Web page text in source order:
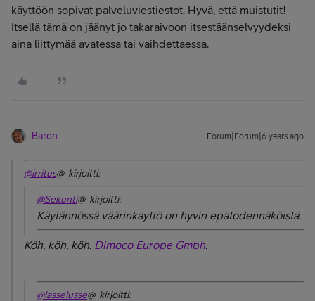
käyttöön sopivat palveluviestiestot. Hyvä, että muistutit!
Itsellä tämä on jäänyt jo takaraivoon itsestäänselvyydeksi
aina liittymää avatessa tai vaihdettaessa.
Baron Forum|Forum|6 years ago
@irritus@ kirjoitti:
@Sekunti@ kirjoitti:
Käytännössä väärinkäyttö on hyvin epätodennäköistä.
Köh, köh, köh. Dimoco Europe Gmbh.
@lasselusse@ kirjoitti: